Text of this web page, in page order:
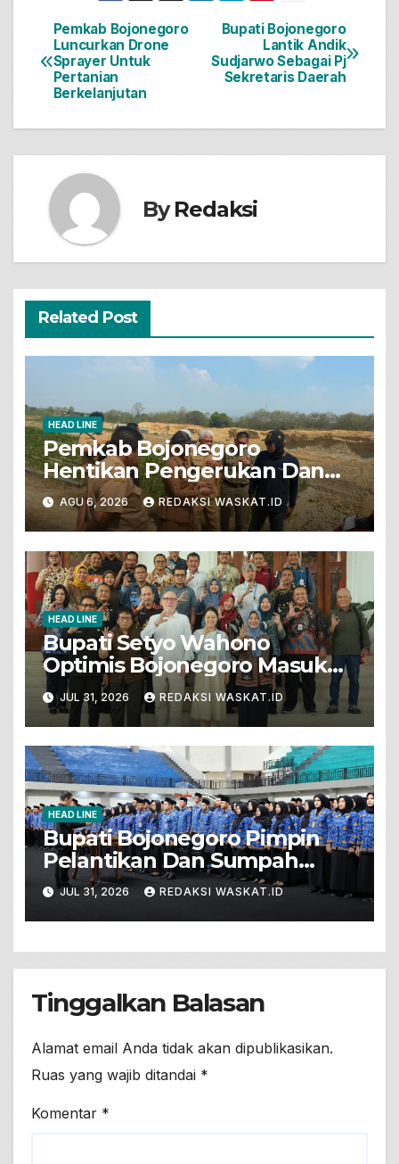
Navigasi
pos
Bupati Bojonegoro
Lantik Andik
Sudjarwo Sebagai Pj
Sekretaris Daerah
Pemkab Bojonegoro
Luncurkan Drone
Sprayer Untuk
Pertanian
Berkelanjutan
ByRedaksi
Related Post
HEAD LINE
Pemkab Bojonegoro
Hentikan Pengerukan Dan
Penjualan Tanah Dari Lahan
Pertanian
AGU 6, 2026 REDAKSI WASKAT.ID
HEAD LINE
Bupati Setyo Wahono
Optimis Bojonegoro Masuk
Unesco Global Geopark
JUL 31, 2026 REDAKSI WASKAT.ID
HEAD LINE
Bupati Bojonegoro Pimpin
Pelantikan Dan Sumpah
Jabatan 571 PNS Baru. Ini
Pesannya!
JUL 31, 2026 REDAKSI WASKAT.ID
Tinggalkan Balasan
Alamat email Anda tidak akan dipublikasikan.
Ruas yang wajib ditandai *
Komentar *